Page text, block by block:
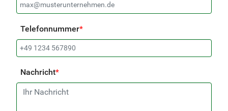
Telefonnummer*
Nachricht*